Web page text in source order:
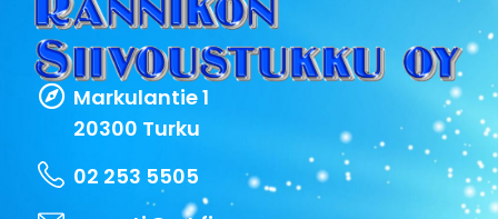
Markulantie 1
20300 Turku
02 253 5505